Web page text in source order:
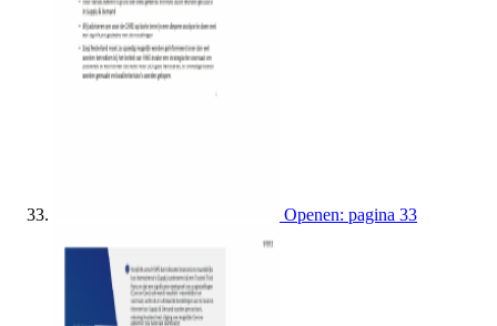
Openen: pagina 33